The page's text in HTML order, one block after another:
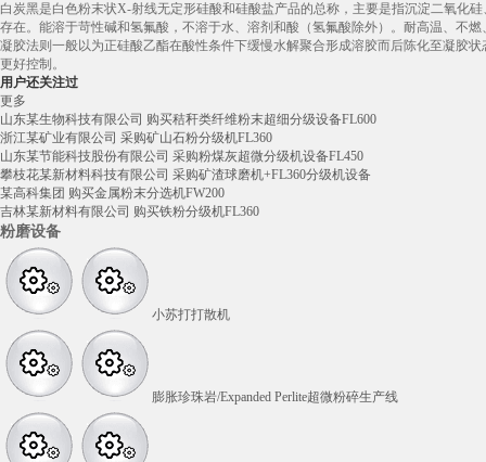
白炭黑是白色粉末状X-射线无定形硅酸和硅酸盐产品的总称，主要是指沉淀二氧化
存在。能溶于苛性碱和氢氟酸，不溶于水、溶剂和酸（氢氟酸除外）。耐高温、不
凝胶法则一般以为正硅酸乙酯在酸性条件下缓慢水解聚合形成溶胶而后陈化至凝胶
更好控制。
用户还关注过
更多
山东某生物科技有限公司 购买秸秆类纤维粉末超细分级设备FL600
浙江某矿业有限公司 采购矿山石粉分级机FL360
山东某节能科技股份有限公司 采购粉煤灰超微分级机设备FL450
攀枝花某新材料科技有限公司 采购矿渣球磨机+FL360分级机设备
某高科集团 购买金属粉末分选机FW200
吉林某新材料有限公司 购买铁粉分级机FL360
粉磨设备
小苏打打散机
膨胀珍珠岩/Expanded Perlite超微粉碎生产线